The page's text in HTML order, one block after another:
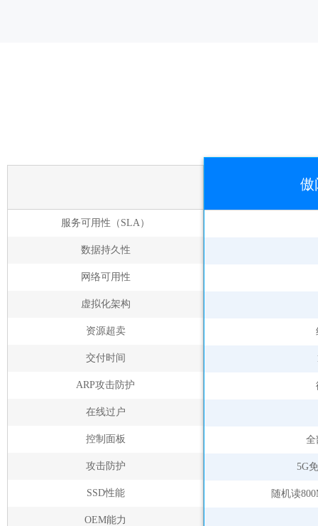
服务可用性（SLA）
数据持久性
网络可用性
虚拟化架构
资源超卖
交付时间
ARP攻击防护
在线过户
控制面板
攻击防护
SSD性能
OEM能力
傲
全
5G
随机读